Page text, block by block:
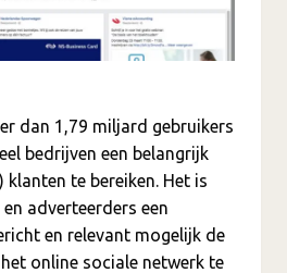
dan 1,79 miljard gebruikers
bedrijven een belangrijk
klanten te bereiken. Het is
adverteerders een
en relevant mogelijk de
online sociale netwerk te